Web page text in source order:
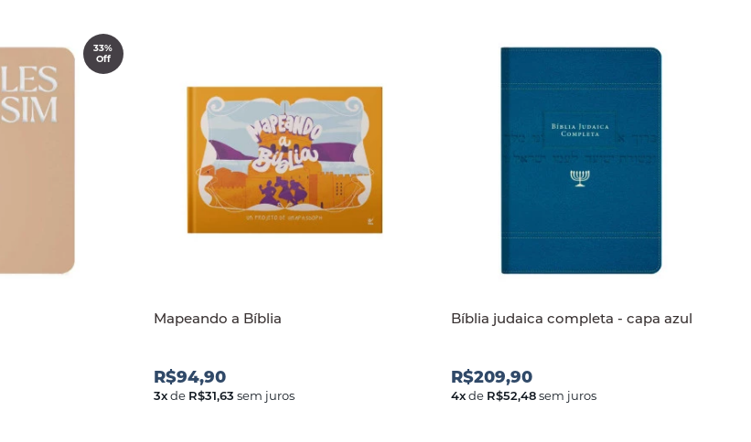
33%
Off
Mapeando a Bíblia
R$94,90
3xde R$31,63 sem juros
Bíblia judaica completa - capa azul
R$209,90
4xde R$52,48sem juros